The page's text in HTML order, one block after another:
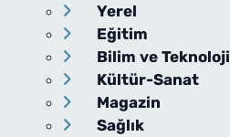
Yerel
Eğitim
Bilim ve Teknoloji
Kültür-Sanat
Magazin
Sağlık